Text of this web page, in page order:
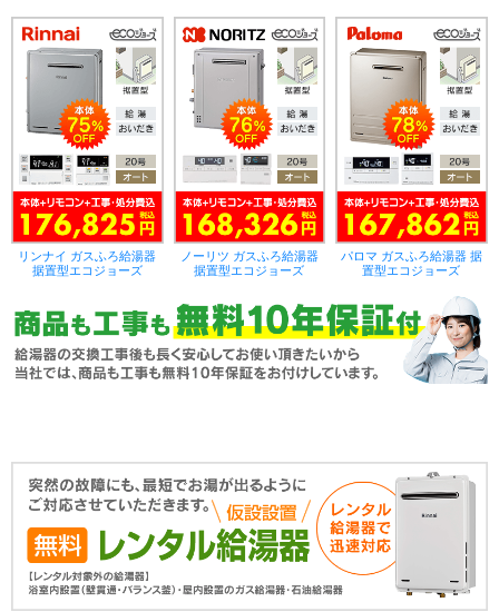
リンナイ ガスふろ給湯器
据置型エコジョーズ
ノーリツ ガスふろ給湯器
据置型エコジョーズ
パロマ ガスふろ給湯器 据
置型エコジョーズ